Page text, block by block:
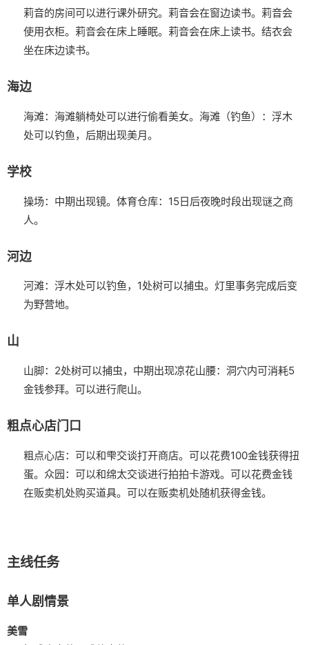
莉音的房间可以进行课外研究。 莉音会在窗边读书。 莉音会
使用衣柜。 莉音会在床上睡眠。 莉音会在床上读书。 结衣会
坐在床边读书。
海边
海滩：海滩躺椅处可以进行偷看美女。 海滩（钓鱼）：浮木
处可以钓鱼，后期出现美月。
学校
操场：中期出现镜。 体育仓库：15日后夜晚时段出现谜之商
人。
河边
河滩：浮木处可以钓鱼，1处树可以捕虫。灯里事务完成后变
为野营地。
山
山脚：2处树可以捕虫，中期出现凉花山腰：洞穴内可消耗5
金钱参拜。可以进行爬山。
粗点心店门口
粗点心店：可以和雫交谈打开商店。可以花费100金钱获得扭
蛋。 众园：可以和绵太交谈进行拍拍卡游戏。可以花费金钱
在贩卖机处购买道具。可以在贩卖机处随机获得金钱。
主线任务
单人剧情景
美雪